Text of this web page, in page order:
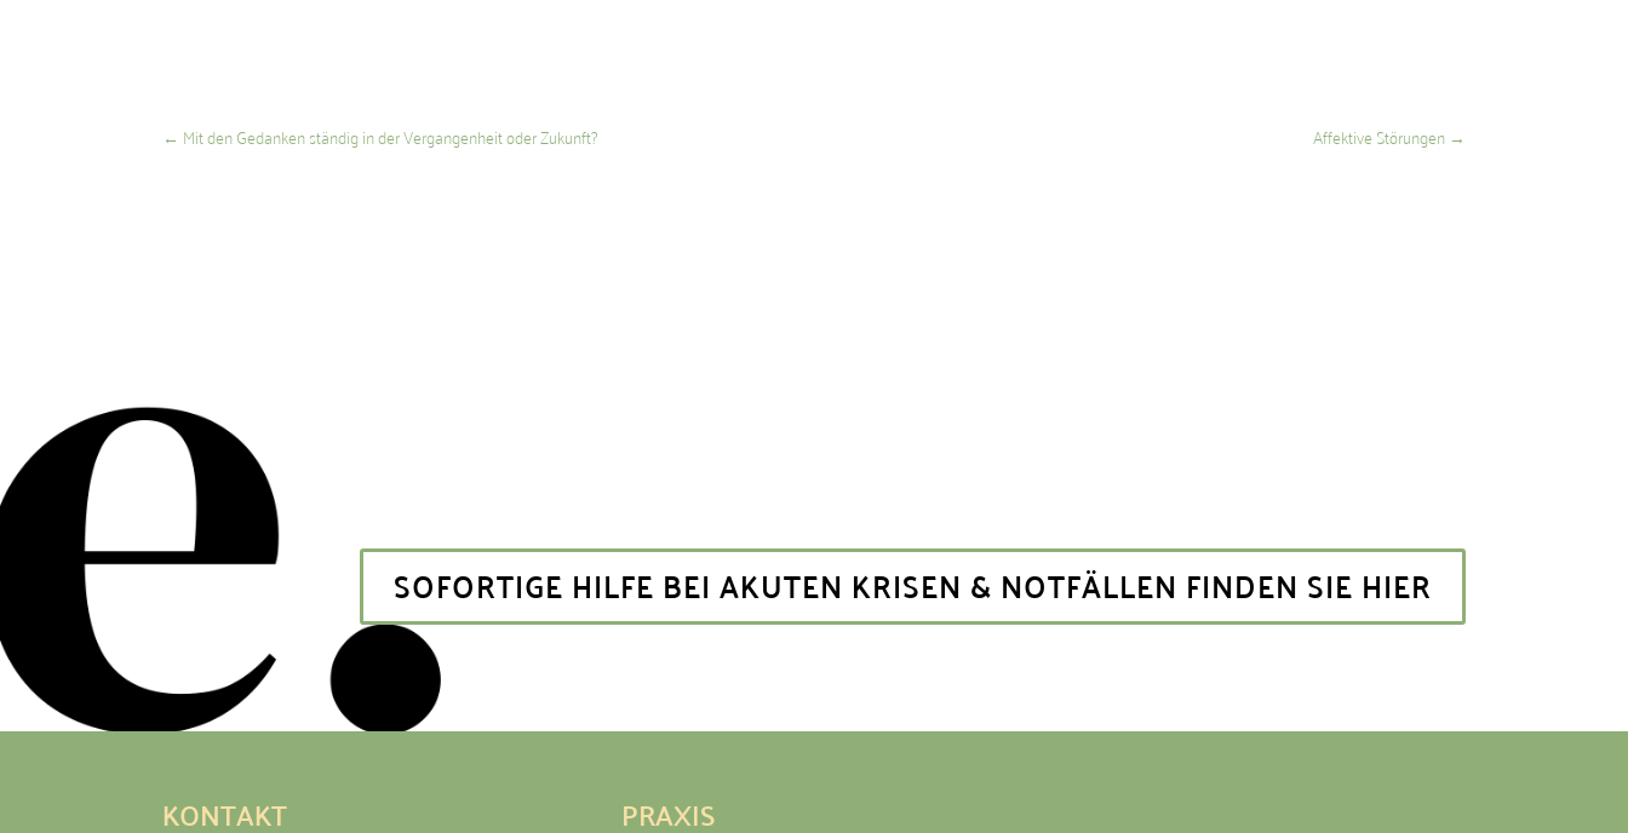
← Mit den Gedanken ständig in der Vergangenheit oder Zukunft? Affektive Störungen→
SOFORTIGE HILFE BEI AKUTEN KRISEN & NOTFÄLLEN FINDEN SIE HIER
KONTAKT PRAXIS